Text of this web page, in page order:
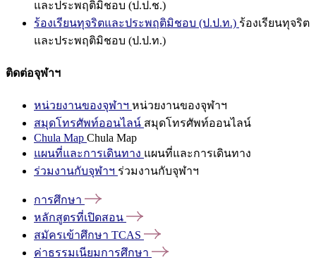
และประพฤติมิชอบ (ป.ป.ช.)
ร้องเรียนทุจริตและประพฤติมิชอบ (ป.ป.ท.) ร้องเรียนทุจริต
และประพฤติมิชอบ (ป.ป.ท.)
ติดต่อจุฬาฯ
หน่วยงานของจุฬาฯ หน่วยงานของจุฬาฯ
สมุดโทรศัพท์ออนไลน์ สมุดโทรศัพท์ออนไลน์
Chula Map Chula Map
แผนที่และการเดินทาง แผนที่และการเดินทาง
ร่วมงานกับจุฬาฯ ร่วมงานกับจุฬาฯ
การศึกษา
หลักสูตรที่เปิดสอน
สมัครเข้าศึกษา TCAS
ค่าธรรมเนียมการศึกษา